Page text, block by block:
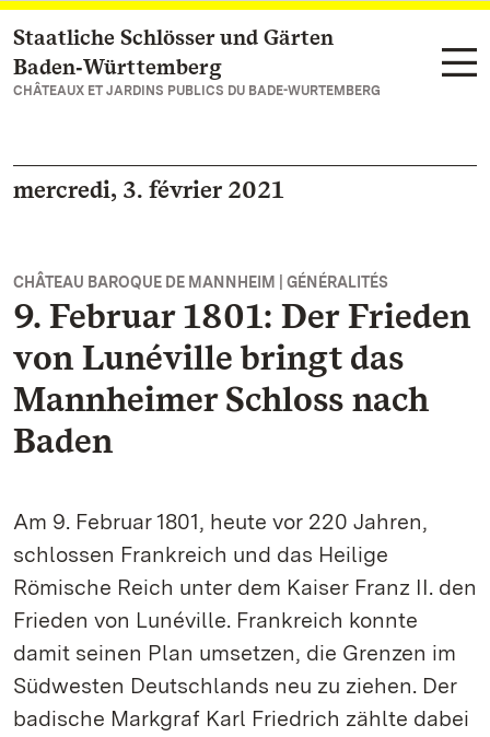
Vers la page d’accueil
Staatliche Schlösser und Gärten
Baden‑Württemberg
CHÂTEAUX ET JARDINS PUBLICS DU BADE-WURTEMBERG
mercredi, 3. février 2021
CHÂTEAU BAROQUE DE MANNHEIM | GÉNÉRALITÉS
9. Februar 1801: Der Frieden
von Lunéville bringt das
Mannheimer Schloss nach
Baden
Am 9. Februar 1801, heute vor 220 Jahren,
schlossen Frankreich und das Heilige
Römische Reich unter dem Kaiser Franz II. den
Frieden von Lunéville. Frankreich konnte
damit seinen Plan umsetzen, die Grenzen im
Südwesten Deutschlands neu zu ziehen. Der
badische Markgraf Karl Friedrich zählte dabei